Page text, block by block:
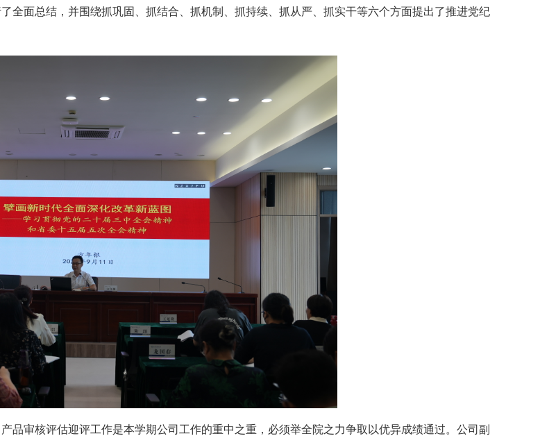
全面总结，并围绕抓巩固、抓结合、抓机制、抓持续、抓从严、抓实干等六个方面提出了推进党纪
品审核评估迎评工作是本学期公司工作的重中之重，必须举全院之力争取以优异成绩通过。公司副